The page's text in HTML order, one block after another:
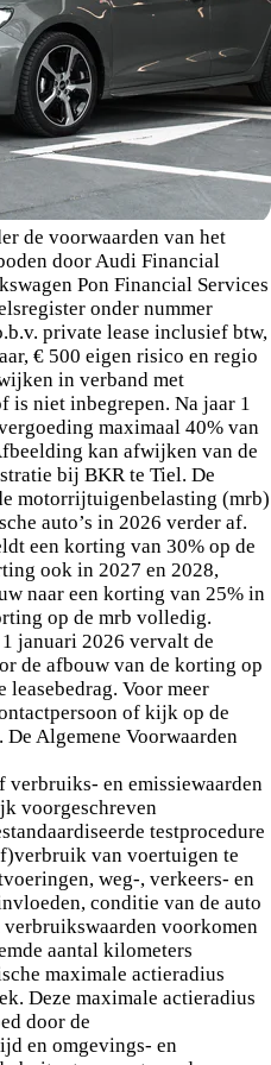
de voorwaarden van het
door Audi Financial
Pon Financial Services
onder nummer
private lease inclusief btw,
€ 500 eigen risico en regio
in verband met
is niet inbegrepen. Na jaar 1
maximaal 40% van
kan afwijken van de
bij BKR te Tiel. De
motorrijtuigenbelasting (mrb)
auto’s in 2026 verder af.
een korting van 30% op de
ook in 2027 en 2028,
naar een korting van 25% in
op de mrb volledig.
januari 2026 vervalt de
de afbouw van de korting op
Voor meer
of kijk op de
Algemene Voorwaarden
verbruiks- en emissiewaarden
voorgeschreven
testprocedure
van voertuigen te
weg-, verkeers- en
conditie van de auto
voorkomen
aantal kilometers
maximale actieradius
Deze maximale actieradius
door de
en omgevings- en